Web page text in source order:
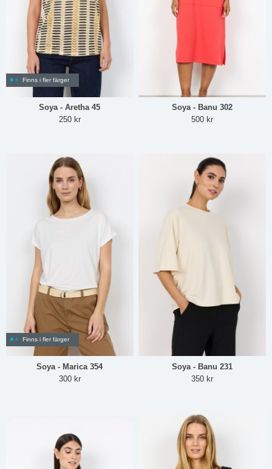
Finns i fler färger
Soya - Aretha 45
250 kr
Soya - Banu 302
500 kr
Finns i fler färger
Soya - Marica 354
300 kr
Soya - Banu 231
350 kr